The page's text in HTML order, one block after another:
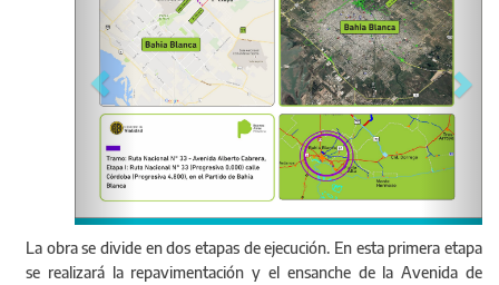
Licitación de la
Avenida de
007-06)".
La obra se divide en dos etapas de ejecución. En esta primera etapa
se realizará la repavimentación y el ensanche de la Avenida de